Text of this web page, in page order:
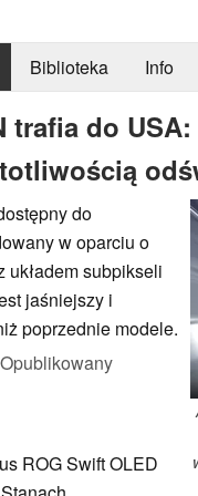
Biblioteka Info
trafia do
do
w oparciu o
subpikseli
jaśniejszy i
poprzednie modele.
Opublikowany
ROG Swift OLED